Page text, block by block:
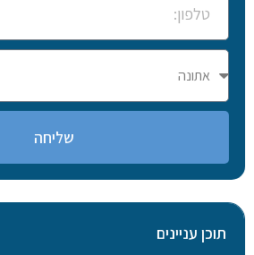
שליחה
תוכן עניינים